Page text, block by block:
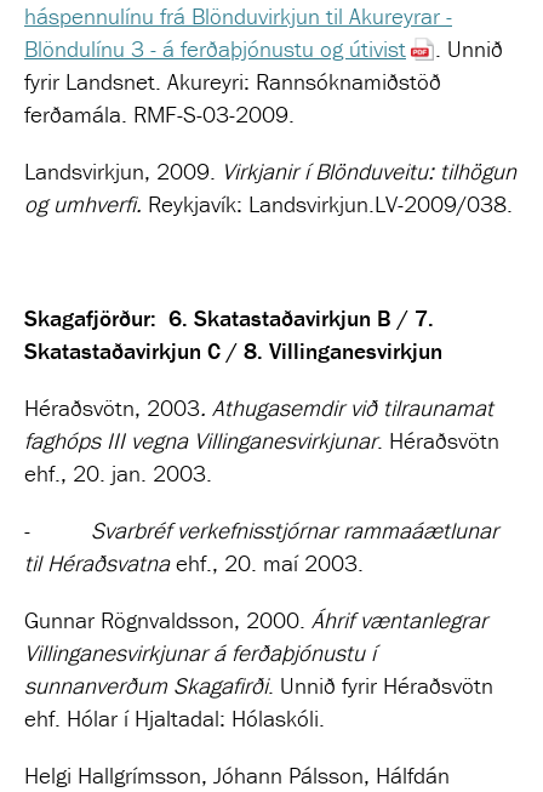
háspennulínu frá Blönduvirkjun til Akureyrar -
Blöndulínu 3 - á ferðaþjónustu og útivist
. Unnið
fyrir Landsnet. Akureyri: Rannsóknamiðstöð
ferðamála. RMF-S-03-2009.
Landsvirkjun, 2009. Virkjanir í Blönduveitu: tilhögun
og umhverfi. Reykjavík: Landsvirkjun.LV-2009/038.
Skagafjörður: 6. Skatastaðavirkjun B / 7.
Skatastaðavirkjun C / 8. Villinganesvirkjun
Héraðsvötn, 2003. Athugasemdir við tilraunamat
faghóps III vegna Villinganesvirkjunar. Héraðsvötn
ehf., 20. jan. 2003.
-
Svarbréf verkefnisstjórnar rammaáætlunar
til Héraðsvatna ehf., 20. maí 2003.
Gunnar Rögnvaldsson, 2000. Áhrif væntanlegrar
Villinganesvirkjunar á ferðaþjónustu í
sunnanverðum Skagafirði. Unnið fyrir Héraðsvötn
ehf. Hólar í Hjaltadal: Hólaskóli.
Helgi Hallgrímsson, Jóhann Pálsson, Hálfdán